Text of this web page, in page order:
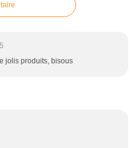
jolis produits, bisous